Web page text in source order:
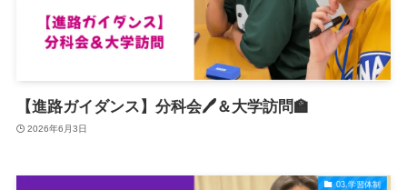
【進路ガイダンス】分科会🖊️＆大学訪問🏫
2026年6月3日
03.学習体制